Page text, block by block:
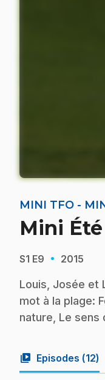
MINI TFO -
Mini
S1 E9 · 2015
Louis, Josée et
mot à la plage:
nature, Le
video_library Episodes (12)